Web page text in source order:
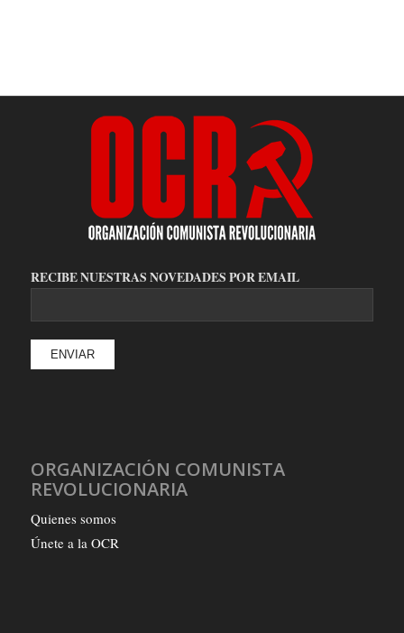
RECIBE NUESTRAS NOVEDADES POR EMAIL
ORGANIZACIÓN COMUNISTA
REVOLUCIONARIA
Quienes somos
Únete a la OCR